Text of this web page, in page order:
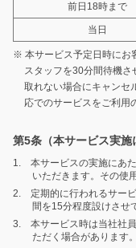
前日18時まで
当日
※ 本サービス予定日時にお
スタッフを30分間待機
取れない場合にキャン
応でのサービスをご利用
第5条（本サービス実施
1. 本サービスの実施にあ
いただきます。その使
2. 定期的に行われるサー
間を15分程度設けさせ
3. 本サービス時は当社社
ただく場合があります。